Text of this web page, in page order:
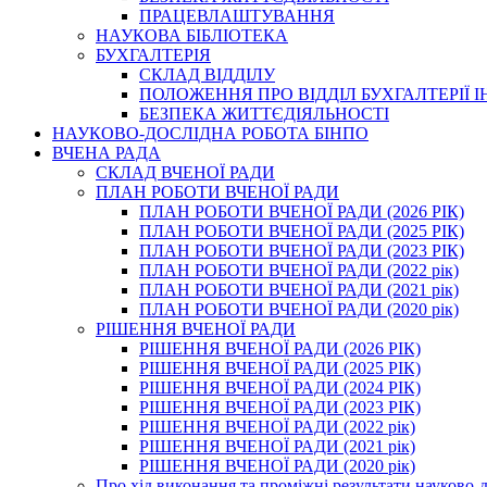
ПРАЦЕВЛАШТУВАННЯ
НАУКОВА БІБЛІОТЕКА
БУХГАЛТЕРІЯ
СКЛАД ВІДДІЛУ
ПОЛОЖЕННЯ ПРО ВІДДІЛ БУХГАЛТЕРІЇ
БЕЗПЕКА ЖИТТЄДІЯЛЬНОСТІ
НАУКОВО-ДОСЛІДНА РОБОТА БІНПО
ВЧЕНА РАДА
СКЛАД ВЧЕНОЇ РАДИ
ПЛАН РОБОТИ ВЧЕНОЇ РАДИ
ПЛАН РОБОТИ ВЧЕНОЇ РАДИ (2026 РІК)
ПЛАН РОБОТИ ВЧЕНОЇ РАДИ (2025 РІК)
ПЛАН РОБОТИ ВЧЕНОЇ РАДИ (2023 РІК)
ПЛАН РОБОТИ ВЧЕНОЇ РАДИ (2022 рік)
ПЛАН РОБОТИ ВЧЕНОЇ РАДИ (2021 рік)
ПЛАН РОБОТИ ВЧЕНОЇ РАДИ (2020 рік)
РІШЕННЯ ВЧЕНОЇ РАДИ
РІШЕННЯ ВЧЕНОЇ РАДИ (2026 РІК)
РІШЕННЯ ВЧЕНОЇ РАДИ (2025 РІК)
РІШЕННЯ ВЧЕНОЇ РАДИ (2024 РІК)
РІШЕННЯ ВЧЕНОЇ РАДИ (2023 РІК)
РІШЕННЯ ВЧЕНОЇ РАДИ (2022 рік)
РІШЕННЯ ВЧЕНОЇ РАДИ (2021 рік)
РІШЕННЯ ВЧЕНОЇ РАДИ (2020 рік)